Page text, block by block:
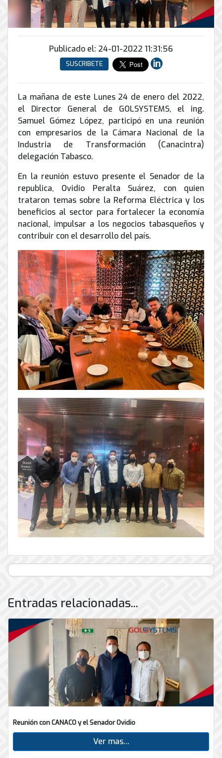
INFRAESTRUCTURA
Soporte
informático
Remoto
CONTPAQi
Hiperconvergencia
Soporte
de
Correo
conmutadores
y
análogos
Instalación
y
Mantenimiento
de
Torres
Arriostradas
Equipos
videoconferencias
Renta
de
Servicio
de
Internet
y
peatonal
Automatización
Porteros
e
Interfonos
Energía
y
UPS
Tierra
física
pararrayos
Conector
envío
Ciberseguridad
la
nube
Servicios
de
Computo
&
Almacenamiento
Publicado el: 24-01-2022 11:31:56
SUSCRIBETE
La mañana de este Lunes 24 de enero del 2022,
el Director General de GOLSYSTEMS, el ing.
Samuel Gómez López, participó en una reunión
con empresarios de la Cámara Nacional de la
Industria de Transformación (Canacintra)
delegación Tabasco.
En la reunión estuvo presente el Senador de la
republica, Ovidio Peralta Suárez, con quien
trataron temas sobre la Reforma Eléctrica y los
beneficios al sector para fortalecer la economía
nacional, impulsar a los negocios tabasqueños y
contribuir con el desarrollo del país.
Entradas relacionadas...
Reunión con CANACO y el Senador Ovidio
Ver mas...